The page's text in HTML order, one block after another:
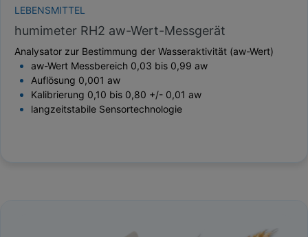
LEBENSMITTEL
humimeter RH2 aw-Wert-Messgerät
Analysator zur Bestimmung der Wasseraktivität (aw-Wert)
aw-Wert Messbereich 0,03 bis 0,99 aw
Auflösung 0,001 aw
Kalibrierung 0,10 bis 0,80 +/- 0,01 aw
langzeitstabile Sensortechnologie